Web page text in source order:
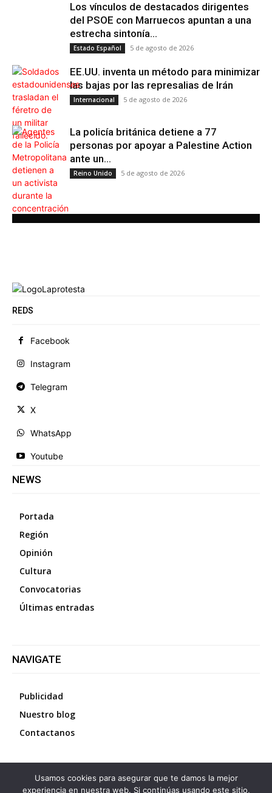
Los vínculos de destacados dirigentes
del PSOE con Marruecos apuntan a una
estrecha sintonía...
Estado Español 5 de agosto de 2026
EE.UU. inventa un método para minimizar
las bajas por las represalias de Irán
Internacional 5 de agosto de 2026
La policía británica detiene a 77
personas por apoyar a Palestine Action
ante un...
Reino Unido 5 de agosto de 2026
REDS
Facebook
Instagram
Telegram
X
WhatsApp
Youtube
NEWS
Portada
Región
Opinión
Cultura
Convocatorias
Últimas entradas
NAVIGATE
Publicidad
Nuestro blog
Contactanos
©2026 Diario La Protesta.es- Todos los derechos
Usamos cookies para asegurar que te damos la mejor
experiencia en nuestra web. Si continúas usando este sitio,